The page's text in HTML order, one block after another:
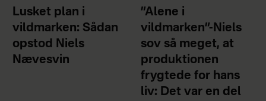
Lusket plan i
vildmarken: Sådan
opstod Niels
Nævesvin
”Alene i
vildmarken”-Niels
sov så meget, at
produktionen
frygtede for hans
liv: Det var en del